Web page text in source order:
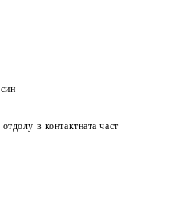
в контактната част